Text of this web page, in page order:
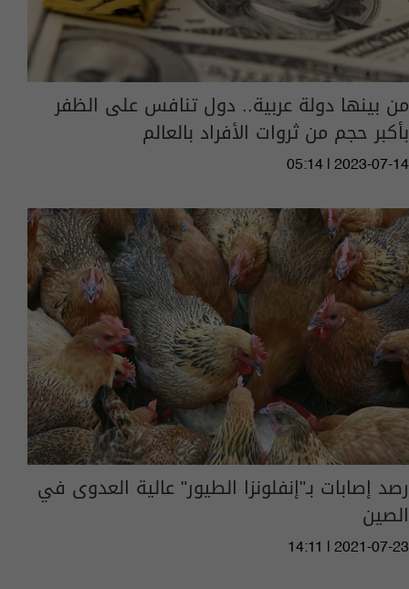
من بينها دولة عربية.. دول تنافس على الظفر
بأكبر حجم من ثروات الأفراد بالعالم
05:14 | 2023-07-14
رصد إصابات بـ"إنفلونزا الطيور" عالية العدوى في
الصين
14:11 | 2021-07-23